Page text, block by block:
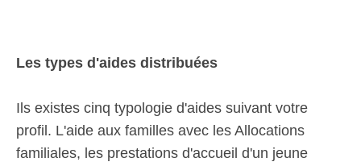
Les types d'aides distribuées
Ils existes cinq typologie d'aides suivant votre
profil. L'aide aux familles avec les Allocations
familiales, les prestations d'accueil d'un jeune